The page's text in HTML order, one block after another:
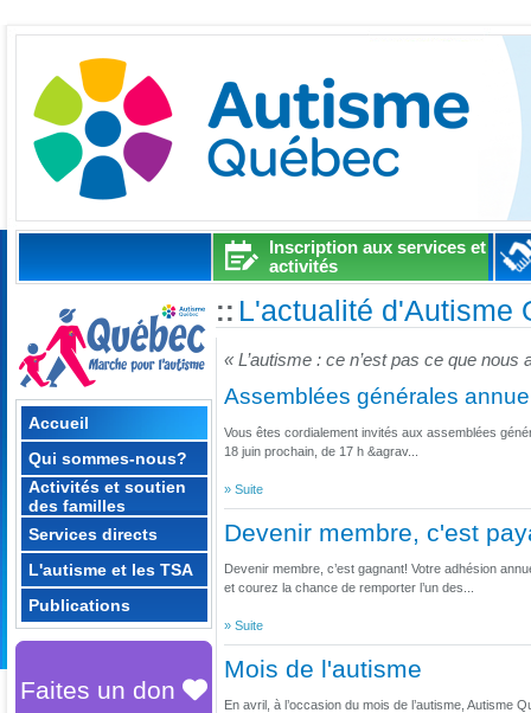
Inscription aux services et
activités
Accueil
Qui sommes-nous?
Activités et soutien
des familles
Services directs
L'autisme et les TSA
Publications
Faites un don
:: L'actualité d'Autisme
« L’autisme : ce n’est pas ce que
Assemblées générales
Vous êtes cordialement invités aux assemblées
18 juin prochain, de 17 h &agrav...
» Suite
Devenir membre, c'est
Devenir membre, c’est gagnant! Votre adhésion
et courez la chance de remporter l’un des...
» Suite
Mois de l'autisme
En avril, à l’occasion du mois de l’autisme,